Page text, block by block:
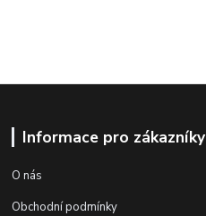
Informace pro zákazníky
O nás
Obchodní podmínky